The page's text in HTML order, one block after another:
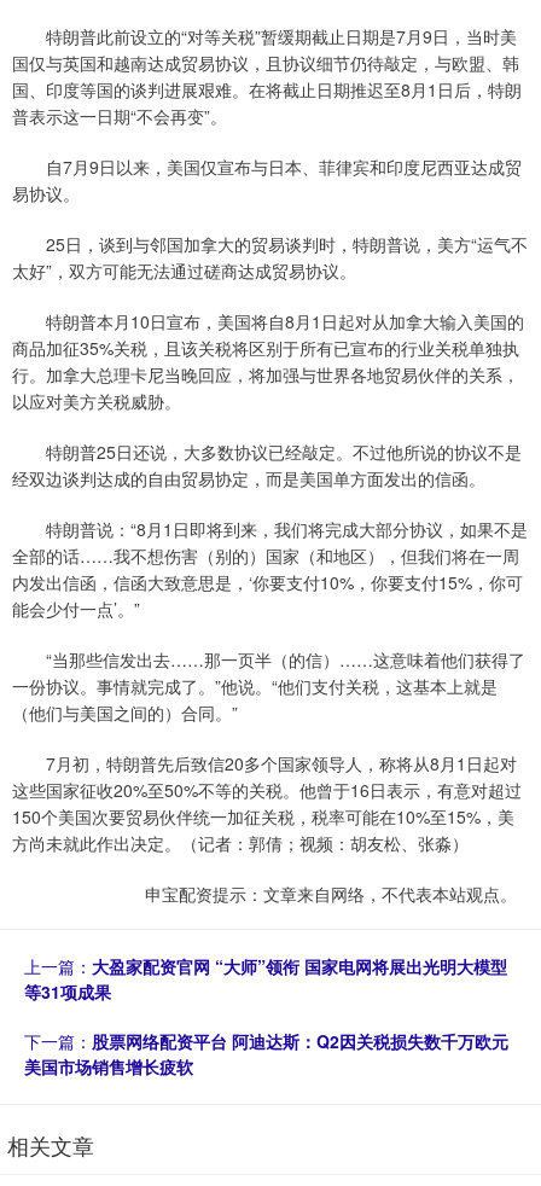
特朗普此前设立的“对等关税”暂缓期截止日期是7月9日，当时美
国仅与英国和越南达成贸易协议，且协议细节仍待敲定，与欧盟、韩
国、印度等国的谈判进展艰难。在将截止日期推迟至8月1日后，特朗
普表示这一日期“不会再变”。
自7月9日以来，美国仅宣布与日本、菲律宾和印度尼西亚达成贸
易协议。
25日，谈到与邻国加拿大的贸易谈判时，特朗普说，美方“运气不
太好”，双方可能无法通过磋商达成贸易协议。
特朗普本月10日宣布，美国将自8月1日起对从加拿大输入美国的
商品加征35%关税，且该关税将区别于所有已宣布的行业关税单独执
行。加拿大总理卡尼当晚回应，将加强与世界各地贸易伙伴的关系，
以应对美方关税威胁。
特朗普25日还说，大多数协议已经敲定。不过他所说的协议不是
经双边谈判达成的自由贸易协定，而是美国单方面发出的信函。
特朗普说：“8月1日即将到来，我们将完成大部分协议，如果不是
全部的话……我不想伤害（别的）国家（和地区），但我们将在一周
内发出信函，信函大致意思是，‘你要支付10%，你要支付15%，你可
能会少付一点’。”
“当那些信发出去……那一页半（的信）……这意味着他们获得了
一份协议。事情就完成了。”他说。“他们支付关税，这基本上就是
（他们与美国之间的）合同。”
7月初，特朗普先后致信20多个国家领导人，称将从8月1日起对
这些国家征收20%至50%不等的关税。他曾于16日表示，有意对超过
150个美国次要贸易伙伴统一加征关税，税率可能在10%至15%，美
方尚未就此作出决定。（记者：郭倩；视频：胡友松、张淼）
申宝配资提示：文章来自网络，不代表本站观点。
上一篇： 大盈家配资官网 “大师”领衔 国家电网将展出光明大模型
等31项成果
下一篇： 股票网络配资平台 阿迪达斯：Q2因关税损失数千万欧元
美国市场销售增长疲软
相关文章